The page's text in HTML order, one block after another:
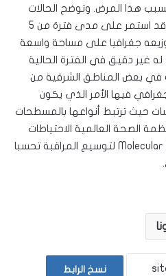
هذا المرض. وتوضح الحالات
المبلغ عنها حديثا أن الفيروس قد استمر على مدى فترة من 5
جغرافيا على مساحة واسعة
غير دقيق في الفترة الحالية
في بعض المناطق الشرقية من
فيها الأمر الذي يكون
حيث ترتبط أنواعها بالمسطحات
الصحة العالمية الاحتياطات
والتوصيات الوبائية Molecular Epidimioligy لتوسيع المراقبة تحسبا
نسخ الرابط